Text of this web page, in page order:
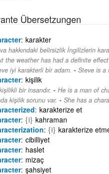
Übersetzungen
karakter
hakkındaki belirsizlik İngilizlerin
the weather has had a definite
iyi karakterli bir adam. - Steve is a
kişilik
bir insandır. - He is a man of
kişilik sorunu var. - She has a
karakterize et
{i} kahraman
{i} karakterize
cibilliyet
haslet
mizaç
şahsiyet